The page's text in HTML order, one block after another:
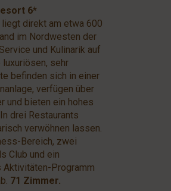
6*
direkt am etwa 600
im Nordwesten der
und Kulinarik auf
luxuriösen, sehr
befinden sich in einer
verfügen über
und bieten ein hohes
drei Restaurants
verwöhnen lassen.
Bereich, zwei
Club und ein
Programm
71 Zimmer.